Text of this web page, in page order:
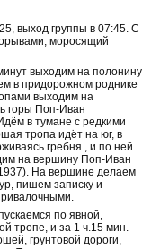
выход группы в 07:45. С
моросящий
выходим на полонину
в придорожном роднике
выходим на
горы Поп-Иван
в тумане с редкими
тропа идёт на юг, в
гребня , и по ней
на вершину Поп-Иван
На вершине делаем
пишем записку и
по явной,
тропе, и за 1 ч.15 мин.
грунтовой дороги,